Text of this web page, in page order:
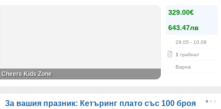
329.00€
643.47лв
29.05 - 10.09
1 грабнат
Варна
Cheers Kids Zone
За вашия празник: Кетъринг плато със 100 броя